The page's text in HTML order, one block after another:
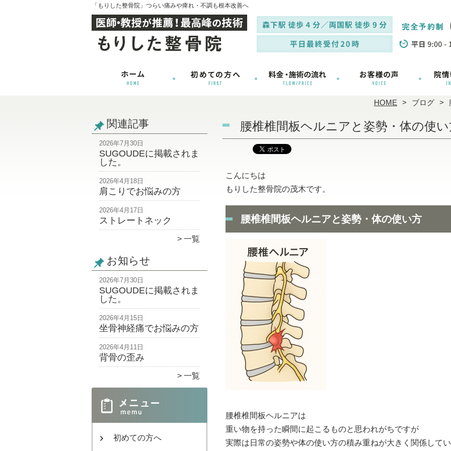
「もりした整骨院」つらい痛みや痺れ・不調も根本改善へ
HOME ブログ
関連記事
2026年7月30日
SUGOUDEに掲載されま
した。
2026年4月18日
肩こりでお悩みの方
2026年4月17日
ストレートネック
一覧
お知らせ
2026年7月30日
SUGOUDEに掲載されま
した。
2026年4月15日
坐骨神経痛でお悩みの方
2026年4月11日
背骨の歪み
一覧
初めての方へ
腰椎椎間板ヘルニアと姿勢・体の使
こんにちは
もりした整骨院の茂木です。
腰椎椎間板ヘルニアと姿勢・体の使い方
腰椎椎間板ヘルニアは
重い物を持った瞬間に起こるものと思われがちですが
実際は日常の姿勢や体の使い方の積み重ねが大きく関係して